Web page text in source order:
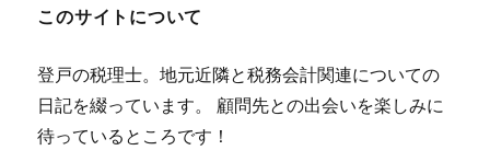
このサイトについて
登戸の税理士。地元近隣と税務会計関連についての
日記を綴っています。 顧問先との出会いを楽しみに
待っているところです！